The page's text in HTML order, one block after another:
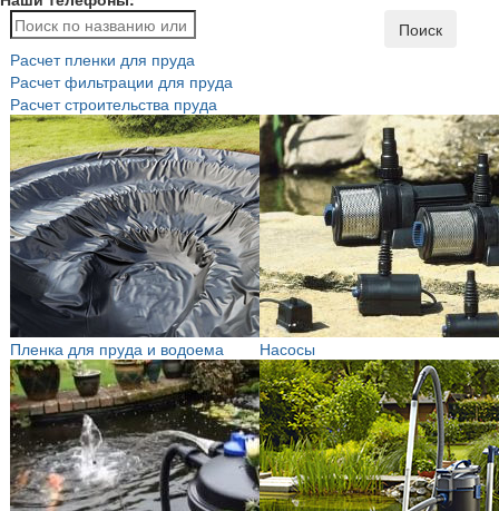
Поиск
Расчет пленки для пруда
Расчет фильтрации для пруда
Расчет строительства пруда
Пленка для пруда и водоема Насосы